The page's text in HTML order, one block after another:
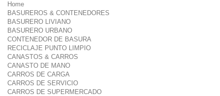
Home
BASUREROS & CONTENEDORES
BASURERO LIVIANO
BASURERO URBANO
CONTENEDOR DE BASURA
RECICLAJE PUNTO LIMPIO
CANASTOS & CARROS
CANASTO DE MANO
CARROS DE CARGA
CARROS DE SERVICIO
CARROS DE SUPERMERCADO